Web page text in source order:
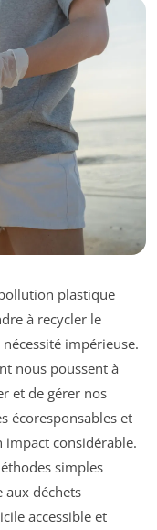
plastique
à recycler le
impérieuse.
nous poussent à
et de gérer nos
écoresponsables et
considérable.
simples
aux déchets
accessible et